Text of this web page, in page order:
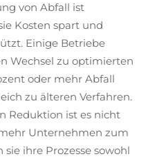
von Abfall ist
Kosten spart und
Einige Betriebe
Wechsel zu optimierten
oder mehr Abfall
zu älteren Verfahren.
Reduktion ist es nicht
Unternehmen zum
ihre Prozesse sowohl